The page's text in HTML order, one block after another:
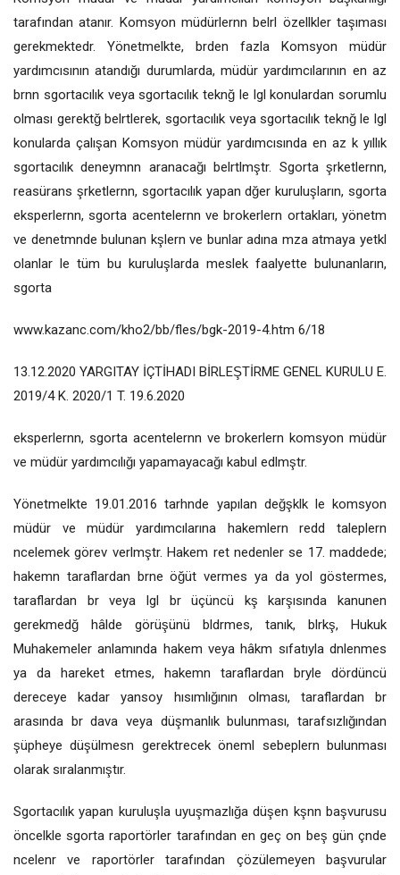
tarafından atanır. Komsyon müdürlernn belrl özellkler taşıması
gerekmektedr. Yönetmelkte, brden fazla Komsyon müdür
yardımcısının atandığı durumlarda, müdür yardımcılarının en az
brnn sgortacılık veya sgortacılık teknğ le lgl konulardan sorumlu
olması gerektğ belrtlerek, sgortacılık veya sgortacılık teknğ le lgl
konularda çalışan Komsyon müdür yardımcısında en az k yıllık
sgortacılık deneymnn aranacağı belrtlmştr. Sgorta şrketlernn,
reasürans şrketlernn, sgortacılık yapan dğer kuruluşların, sgorta
eksperlernn, sgorta acentelernn ve brokerlern ortakları, yönetm
ve denetmnde bulunan kşlern ve bunlar adına mza atmaya yetkl
olanlar le tüm bu kuruluşlarda meslek faalyette bulunanların,
sgorta
www.kazanc.com/kho2/bb/fles/bgk-2019-4.htm 6/18
13.12.2020 YARGITAY İÇTİHADI BİRLEŞTİRME GENEL KURULU E.
2019/4 K. 2020/1 T. 19.6.2020
eksperlernn, sgorta acentelernn ve brokerlern komsyon müdür
ve müdür yardımcılığı yapamayacağı kabul edlmştr.
Yönetmelkte 19.01.2016 tarhnde yapılan değşklk le komsyon
müdür ve müdür yardımcılarına hakemlern redd taleplern
ncelemek görev verlmştr. Hakem ret nedenler se 17. maddede;
hakemn taraflardan brne öğüt vermes ya da yol göstermes,
taraflardan br veya lgl br üçüncü kş karşısında kanunen
gerekmedğ hâlde görüşünü bldrmes, tanık, blrkş, Hukuk
Muhakemeler anlamında hakem veya hâkm sıfatıyla dnlenmes
ya da hareket etmes, hakemn taraflardan bryle dördüncü
dereceye kadar yansoy hısımlığının olması, taraflardan br
arasında br dava veya düşmanlık bulunması, tarafsızlığından
şüpheye düşülmesn gerektrecek öneml sebeplern bulunması
olarak sıralanmıştır.
Sgortacılık yapan kuruluşla uyuşmazlığa düşen kşnn başvurusu
öncelkle sgorta raportörler tarafından en geç on beş gün çnde
ncelenr ve raportörler tarafından çözülemeyen başvurular